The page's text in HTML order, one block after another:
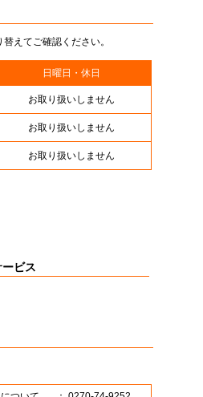
えてご確認ください。
日曜日・休日
お取り扱いしません
お取り扱いしません
お取り扱いしません
ビス